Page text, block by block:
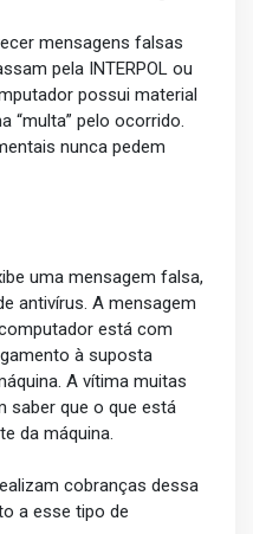
mensagens falsas
pela INTERPOL ou
possui material
“multa” pelo ocorrido.
nunca pedem
uma mensagem falsa,
antivírus. A mensagem
está com
à suposta
A vítima muitas
saber que o que está
da máquina.
cobranças dessa
a esse tipo de